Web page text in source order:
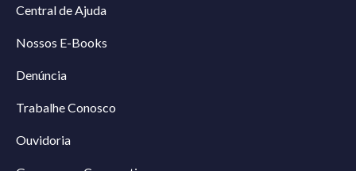
Central de Ajuda
Nossos E-Books
Denúncia
Trabalhe Conosco
Ouvidoria